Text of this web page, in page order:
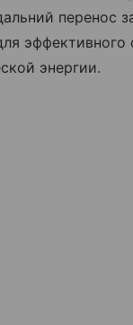
перенос
эффективного
энергии.